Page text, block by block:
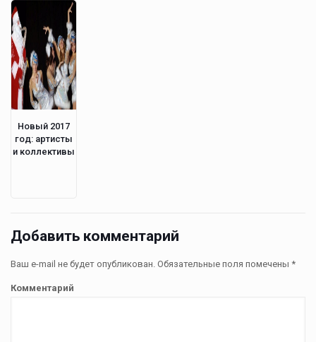
Новый 2017
год: артисты
и коллективы
Добавить комментарий
Ваш e-mail не будет опубликован. Обязательные поля помечены *
Комментарий